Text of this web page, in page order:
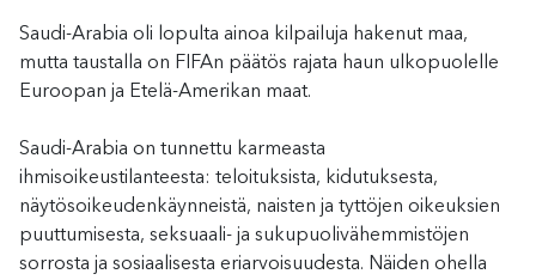
Saudi-Arabia oli lopulta ainoa kilpailuja hakenut maa,
mutta taustalla on FIFAn päätös rajata haun ulkopuolelle
Euroopan ja Etelä-Amerikan maat.
Saudi-Arabia on tunnettu karmeasta
ihmisoikeustilanteesta: teloituksista, kidutuksesta,
näytösoikeudenkäynneistä, naisten ja tyttöjen oikeuksien
puuttumisesta, seksuaali- ja sukupuolivähemmistöjen
sorrosta ja sosiaalisesta eriarvoisuudesta. Näiden ohella